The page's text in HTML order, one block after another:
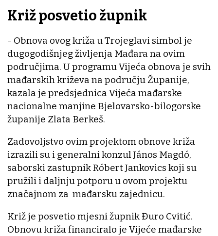
Križ posvetio župnik
- Obnova ovog križa u Trojeglavi simbol je
dugogodišnjeg življenja Mađara na ovim
područjima. U programu Vijeća obnova je svih
mađarskih križeva na području Županije,
kazala je predsjednica Vijeća mađarske
nacionalne manjine Bjelovarsko-bilogorske
županije Zlata Berkeš.
Zadovoljstvo ovim projektom obnove križa
izrazili su i generalni konzul János Magdó,
saborski zastupnik Róbert Jankovics koji su
pružili i daljnju potporu u ovom projektu
značajnom za mađarsku zajednicu.
Križ je posvetio mjesni župnik Đuro Cvitić.
Obnovu križa financiralo je Vijeće mađarske